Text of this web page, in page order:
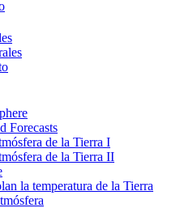
Forecasts
de la Tierra I
de la Tierra II
la temperatura de la Tierra